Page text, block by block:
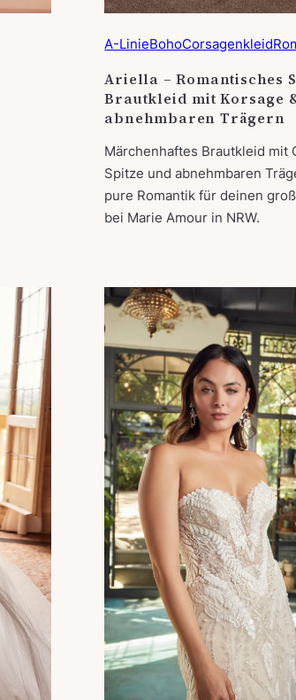
A-LinieBohoCorsagenkleid
Ariella – Romantisches
Brautkleid mit Korsage
abnehmbaren Trägern
Märchenhaftes Brautkleid mit
Spitze und abnehmbaren
pure Romantik für deinen
bei Marie Amour in NRW.